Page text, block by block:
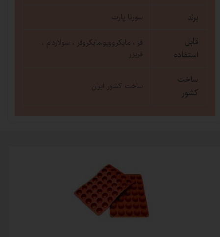
برند سورنا پارت
قابل
استفاده
فر ، مایکروویو،مایکروفر ، سولاردام ،
فریزر
ساخت
کشور
ساخت کشور ایران